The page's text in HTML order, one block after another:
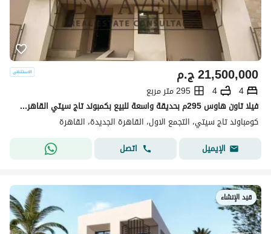
ج.م21,500,000
4
4
295 متر مربع
فيلا تاون هاوس 295م بحديقة واسعة للبيع بكمبوند تاج سيتي القاهرة الجديدة مرحلة زوون تي
كومباوند تاج سيتي، التجمع الاول، القاهرة الجديدة، القاهرة
الإيميل
اتصل
قيد الإنشاء